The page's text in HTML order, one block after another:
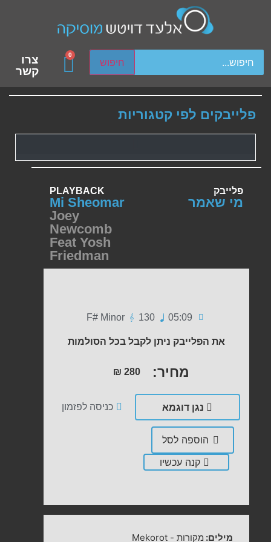
חיפוש
device users, explore by touch or with swipe gestures.
0
צרו
קשר
פלייבקים לפי קטגוריות
פלייבק
מי שאמר
PLAYBACK
Mi Sheomar
Joey
Newcomb
Feat Yosh
Friedman
05:09
130
F# Minor
את הפלייבק ניתן לקבל בכל הסולמות
מחיר: ₪ 280
נגן דוגמא כניסה לפזמון
הוספה לסל
קנה עכשיו
מילים: מקורות -
Mekorot